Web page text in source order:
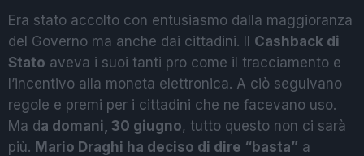
Era stato accolto con entusiasmo dalla maggioranza
del Governo ma anche dai cittadini. Il Cashback di
Stato aveva i suoi tanti pro come il tracciamento e
l’incentivo alla moneta elettronica. A ciò seguivano
regole e premi per i cittadini che ne facevano uso.
Ma da domani, 30 giugno, tutto questo non ci sarà
più. Mario Draghi ha deciso di dire “basta” a